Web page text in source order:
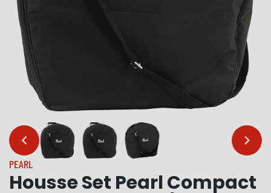
… …
PEARL
Housse Set Pearl Compact